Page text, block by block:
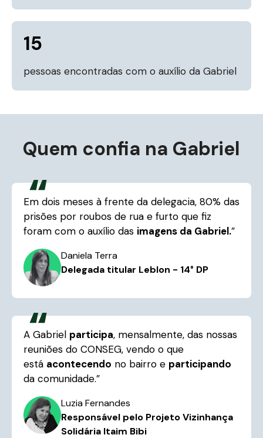
15
pessoas encontradas com o auxílio da Gabriel
Quem confia na Gabriel
Em dois meses à frente da delegacia, 80% das
prisões por roubos de rua e furto que fiz
foram com o auxílio das imagens da Gabriel.”
Daniela Terra
Delegada titular Leblon - 14° DP
A Gabriel participa, mensalmente, das nossas
reuniões do CONSEG, vendo o que
está acontecendo no bairro e participando
da comunidade.”
Luzia Fernandes
Responsável pelo Projeto Vizinhança
Solidária Itaim Bibi